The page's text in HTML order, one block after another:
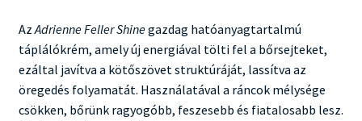
AzAdrienne Feller Shinegazdag hatóanyagtartalmú
táplálókrém, amely új energiával tölti fel a bőrsejteket,
ezáltal javítva a kötőszövet struktúráját, lassítva az
öregedés folyamatát. Használatával a ráncok mélysége
csökken, bőrünk ragyogóbb, feszesebb és fiatalosabb lesz.